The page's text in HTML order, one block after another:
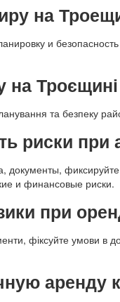
на
и
на
та безпеку
риски при
документы,
и финансовые риски.
при
фіксуйте умови в
аренду